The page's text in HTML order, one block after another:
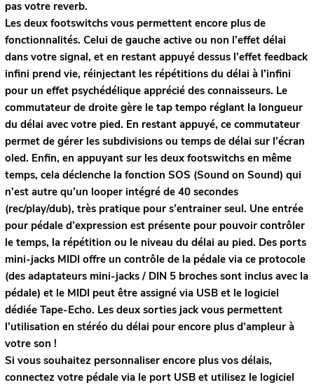
pas votre reverb.
Les deux footswitchs vous permettent encore plus de
fonctionnalités. Celui de gauche active ou non l’effet délai
dans votre signal, et en restant appuyé dessus l’effet feedback
infini prend vie, réinjectant les répétitions du délai à l’infini
pour un effet psychédélique apprécié des connaisseurs. Le
commutateur de droite gère le tap tempo réglant la longueur
du délai avec votre pied. En restant appuyé, ce commutateur
permet de gérer les subdivisions ou temps de délai sur l’écran
oled. Enfin, en appuyant sur les deux footswitchs en même
temps, cela déclenche la fonction SOS (Sound on Sound) qui
n’est autre qu’un looper intégré de 40 secondes
(rec/play/dub), très pratique pour s’entrainer seul. Une entrée
pour pédale d’expression est présente pour pouvoir contrôler
le temps, la répétition ou le niveau du délai au pied. Des ports
mini-jacks MIDI offre un contrôle de la pédale via ce protocole
(des adaptateurs mini-jacks / DIN 5 broches sont inclus avec la
pédale) et le MIDI peut être assigné via USB et le logiciel
dédiée Tape-Echo. Les deux sorties jack vous permettent
l’utilisation en stéréo du délai pour encore plus d’ampleur à
votre son !
Si vous souhaitez personnaliser encore plus vos délais,
connectez votre pédale via le port USB et utilisez le logiciel